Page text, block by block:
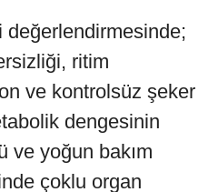
değerlendirmesinde;
ritim
ve kontrolsüz şeker
dengesinin
ve yoğun bakım
çoklu organ